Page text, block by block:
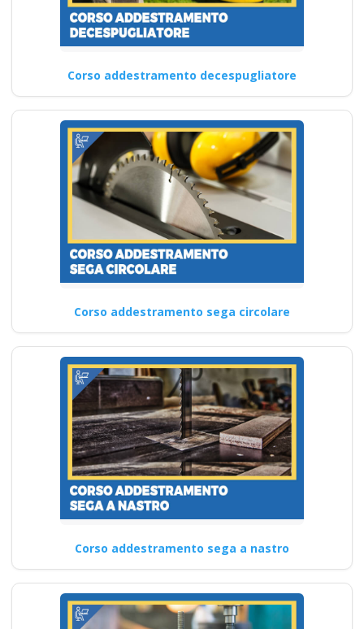
Corso addestramento decespugliatore
Corso addestramento sega circolare
Corso addestramento sega a nastro